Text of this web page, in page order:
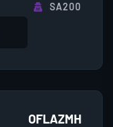
SA200
OFLAZMH